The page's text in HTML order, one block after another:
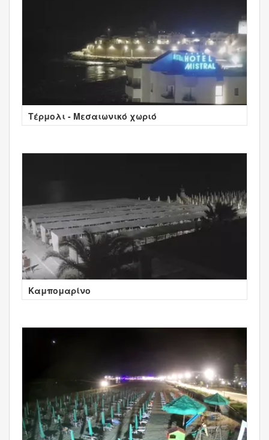
Τέρμολι - Μεσαιωνικό χωριό
Καμπομαρίνο